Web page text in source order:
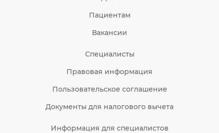
Пациентам
Вакансии
Специалисты
Правовая информация
Пользовательское соглашение
Документы для налогового вычета
Информация для специалистов